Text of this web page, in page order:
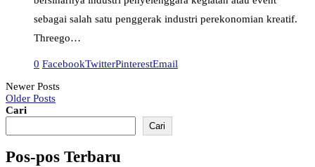
sebagai salah satu penggerak industri perekonomian kreatif.
Threego…
0 FacebookTwitterPinterestEmail
Newer Posts
Older Posts
Cari
Cari
Pos-pos Terbaru